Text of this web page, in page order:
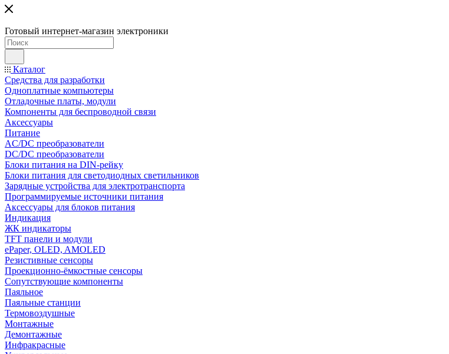
Готовый интернет-магазин электроники
Каталог
Средства для разработки
Одноплатные компьютеры
Отладочные платы, модули
Компоненты для беспроводной связи
Аксессуары
Питание
AC/DC преобразователи
DC/DC преобразователи
Блоки питания на DIN-рейку
Блоки питания для светодиодных светильников
Зарядные устройства для электротранспорта
Программируемые источники питания
Аксессуары для блоков питания
Индикация
ЖК индикаторы
TFT панели и модули
ePaper, OLED, AMOLED
Резистивные сенсоры
Проекционно-ёмкостные сенсоры
Сопутствующие компоненты
Паяльное
Паяльные станции
Термовоздушные
Монтажные
Демонтажные
Инфракрасные